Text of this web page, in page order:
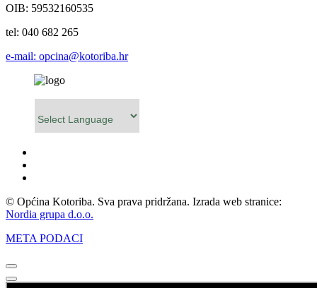
OIB: 59532160535
tel: 040 682 265
e-mail: opcina@kotoriba.hr
© Općina Kotoriba. Sva prava pridržana. Izrada web stranice:
Nordia grupa d.o.o.
META PODACI